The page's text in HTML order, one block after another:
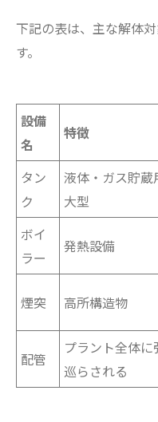
下記の表は、主な解体
す。
設備
名
特徴
タン
ク
液体・ガス貯蔵
大型
ボイ
ラー
発熱設備
煙突 高所構造物
配管
プラント全体に
巡らされる